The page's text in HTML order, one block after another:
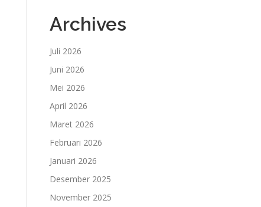
Archives
Juli 2026
Juni 2026
Mei 2026
April 2026
Maret 2026
Februari 2026
Januari 2026
Desember 2025
November 2025